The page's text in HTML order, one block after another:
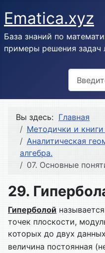
Ematica.xyz
База знаний по
примеры решения задач
Вы здесь: Главная
Методички и
Аналитическая
алгебра.
07. Основные
29.
Гиперболой
точек плоскости,
которых до двух
величина постоянная